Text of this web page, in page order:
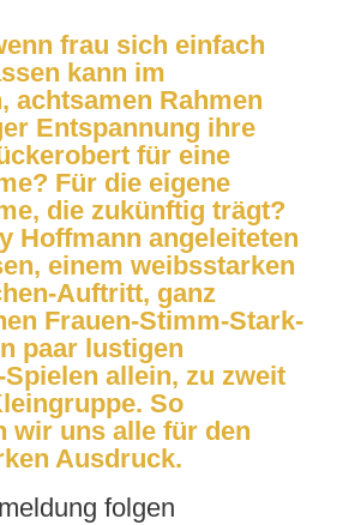
frau sich einfach
kann im
achtsamen Rahmen
Entspannung ihre
für eine
Für die eigene
die zukünftig trägt?
Hoffmann angeleiteten
einem weibsstarken
Auftritt, ganz
Frauen-Stimm-Stark-
paar lustigen
allein, zu zweit
So
wir uns alle für den
Ausdruck.
folgen